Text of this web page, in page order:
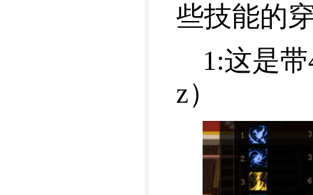
些技能的
1:这是
z）